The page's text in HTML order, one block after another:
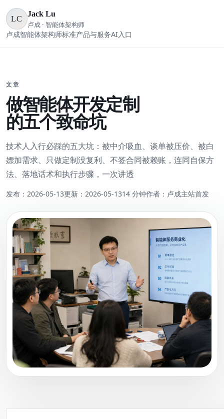
LC
Jack Lu
卢成 · 智能体架构师
卢成智能体架构师标准产品与服务AI入口
文章
做智能体开发定制
的五个致命坑
技术人入行必踩的五大坑：被中介吸血、谈单被压价、被白
嫖加需求、只做定制没复利、不签合同被赖账，连同自保方
法、落地话术和执行步骤，一次讲透
发布： 2026-05-13更新： 2026-05-1314 分钟作者：卢成主站首发